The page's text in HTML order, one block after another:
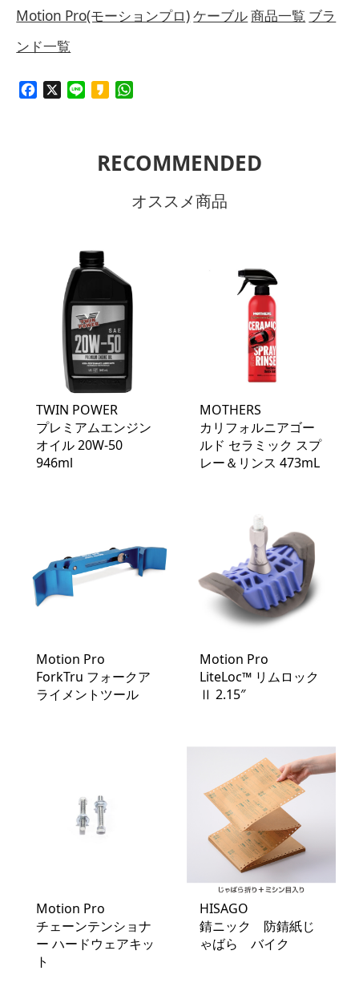
Motion Pro(モーションプロ)ケーブル商品一覧 ブラ
ンド一覧
Facebook Line Kakao
RECOMMENDED
オススメ商品
TWIN POWER
プレミアムエンジン
オイル 20W-50
946ml
MOTHERS
カリフォルニアゴー
ルド セラミック スプ
レー＆リンス 473mL
Motion Pro
ForkTru フォークア
ライメントツール
Motion Pro
LiteLoc™️ リムロック
Ⅱ 2.15″
Motion Pro
チェーンテンショナ
ー ハードウェアキッ
ト
HISAGO
錆ニック 防錆紙じ
ゃばら バイク